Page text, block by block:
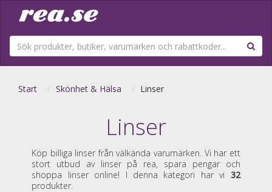
Start Skönhet & Hälsa Linser
Linser
Köp billiga linser från välkända varumärken. Vi har ett
stort utbud av linser på rea, spara pengar och
shoppa linser online! I denna kategori har vi 32
produkter.